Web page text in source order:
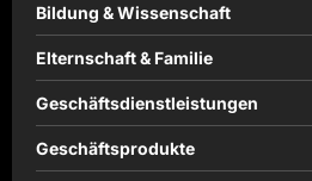
Bildung & Wissenschaft
Elternschaft & Familie
Geschäftsdienstleistungen
Geschäftsprodukte